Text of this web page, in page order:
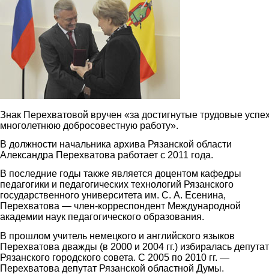
Знак Перехватовой вручен «за достигнутые трудовые
многолетнюю добросовестную работу».
В должности начальника архива Рязанской области
Александра Перехватова работает с 2011 года.
В последние годы также является доцентом кафедры
педагогики и педагогических технологий Рязанского
государственного университета им. С. А. Есенина,
Перехватова — член-корреспондент Международной
академии наук педагогического образования.
В прошлом учитель немецкого и английского языков
Перехватова дважды (в 2000 и 2004 гг.) избиралась
Рязанского городского совета. С 2005 по 2010 гг. —
Перехватова депутат Рязанской областной Думы.